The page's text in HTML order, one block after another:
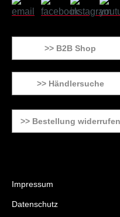
>> B2B Shop
>> Händlersuche
>> Bestellung widerrufen
Impressum
Datenschutz